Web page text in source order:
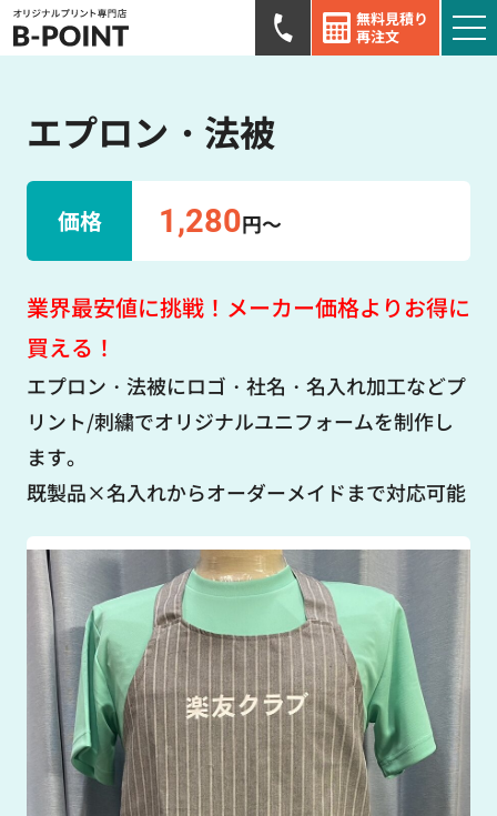
無料見積り
再注文
エプロン・法被
価格 1,280円～
業界最安値に挑戦！メーカー価格よりお得に
買える！
エプロン・法被にロゴ・社名・名入れ加工などプ
リント/刺繍でオリジナルユニフォームを制作し
ます。
既製品×名入れからオーダーメイドまで対応可能